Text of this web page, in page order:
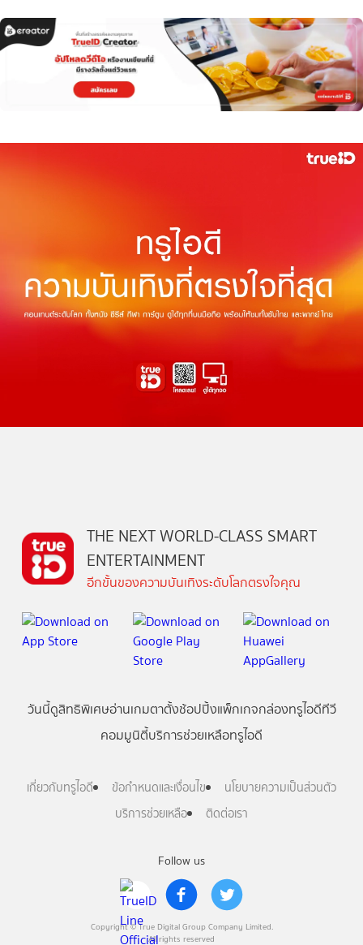
Follow us
Copyright © True Digital Group Company Limited.
All rights reserved
THE NEXT WORLD-CLASS SMART
ENTERTAINMENT
อีกขั้นของความบันเทิงระดับโลกตรงใจคุณ
วันนี้ดูสิทธิพิเศษอ่านเกมตาตั้งช้อปปิ้งแพ็กเกจกล่องทรูไอดีทีวี
คอมมูนิตี้บริการช่วยเหลือทรูไอดี
เกี่ยวกับทรูไอดี ข้อกำหนดและเงื่อนไข
นโยบายความเป็นส่วนตัว
บริการช่วยเหลือ
ติดต่อเรา